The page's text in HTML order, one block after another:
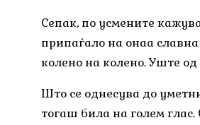
Сепак, по усмените
припаѓало на онаа
колено на колено. Уште
Што се однесува до
тогаш била на голем глас.